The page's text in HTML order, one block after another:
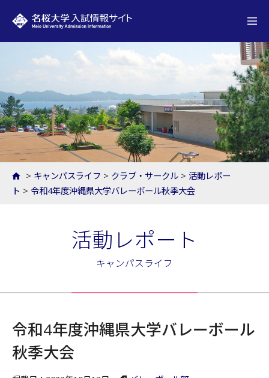
> キャンパスライフ > クラブ・サークル > 活動レポー
ト > 令和4年度沖縄県大学バレーボール秋季大会
活動レポート
キャンパスライフ
令和4年度沖縄県大学バレーボール
秋季大会